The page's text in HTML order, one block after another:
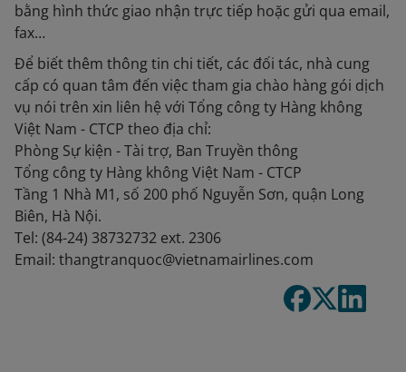
bằng hình thức giao nhận trực tiếp hoặc gửi qua email,
fax…
Để biết thêm thông tin chi tiết, các đối tác, nhà cung
cấp có quan tâm đến việc tham gia chào hàng gói dịch
vụ nói trên xin liên hệ với Tổng công ty Hàng không
Việt Nam - CTCP theo địa chỉ:
Phòng Sự kiện - Tài trợ, Ban Truyền thông
Tổng công ty Hàng không Việt Nam - CTCP
Tầng 1 Nhà M1, số 200 phố Nguyễn Sơn, quận Long
Biên, Hà Nội.
Tel: (84-24) 38732732 ext. 2306
Email: thangtranquoc@vietnamairlines.com